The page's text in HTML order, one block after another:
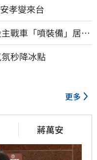
孝燮來台
戰車「噴裝備」居民
秒降冰點
更多
蔣萬安